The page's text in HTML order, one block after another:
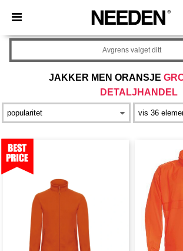
× Needen-app
Bedre priser i appen!
JAKKER MEN ORANSJE
DETALJHANDEL
Avgrens valget ditt